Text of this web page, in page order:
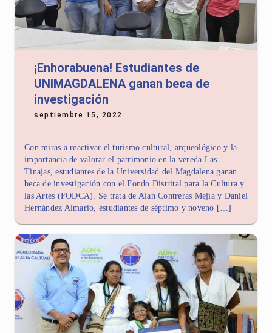
¡Enhorabuena! Estudiantes de
UNIMAGDALENA ganan beca de
investigación
septiembre 15, 2022
Con miras a reactivar el turismo cultural, arqueológico y la
importancia de valorar el patrimonio en la vereda Las
Tinajas, estudiantes de la Universidad del Magdalena ganan
beca de investigación con el Fondo Distrital para la Cultura y
las Artes (FODCA). Se trata de Alan Contreras Mejía y Daniel
Hernández Almario, estudiantes de séptimo y noveno […]